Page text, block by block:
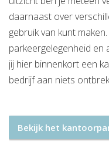
daarnaast over
gebruik van kunt
parkeergelegenheid en
jij hier binnenkort een
bedrijf aan niets
Bekijk het